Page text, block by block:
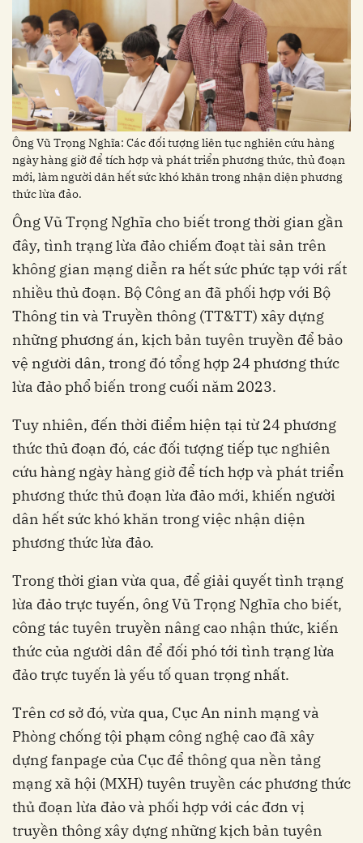
Ông Vũ Trọng Nghĩa: Các đối tượng liên tục nghiên cứu hàng
ngày hàng giờ để tích hợp và phát triển phương thức, thủ đoạn
mới, làm người dân hết sức khó khăn trong nhận diện phương
thức lừa đảo.
Ông Vũ Trọng Nghĩa cho biết trong thời gian gần
đây, tình trạng lừa đảo chiếm đoạt tài sản trên
không gian mạng diễn ra hết sức phức tạp với rất
nhiều thủ đoạn. Bộ Công an đã phối hợp với Bộ
Thông tin và Truyền thông (TT&TT) xây dựng
những phương án, kịch bản tuyên truyền để bảo
vệ người dân, trong đó tổng hợp 24 phương thức
lừa đảo phổ biến trong cuối năm 2023.
Tuy nhiên, đến thời điểm hiện tại từ 24 phương
thức thủ đoạn đó, các đối tượng tiếp tục nghiên
cứu hàng ngày hàng giờ để tích hợp và phát triển
phương thức thủ đoạn lừa đảo mới, khiến người
dân hết sức khó khăn trong việc nhận diện
phương thức lừa đảo.
Trong thời gian vừa qua, để giải quyết tình trạng
lừa đảo trực tuyến, ông Vũ Trọng Nghĩa cho biết,
công tác tuyên truyền nâng cao nhận thức, kiến
thức của người dân để đối phó tới tình trạng lừa
đảo trực tuyến là yếu tố quan trọng nhất.
Trên cơ sở đó, vừa qua, Cục An ninh mạng và
Phòng chống tội phạm công nghệ cao đã xây
dựng fanpage của Cục để thông qua nền tảng
mạng xã hội (MXH) tuyên truyền các phương thức
thủ đoạn lừa đảo và phối hợp với các đơn vị
truyền thông xây dựng những kịch bản tuyên